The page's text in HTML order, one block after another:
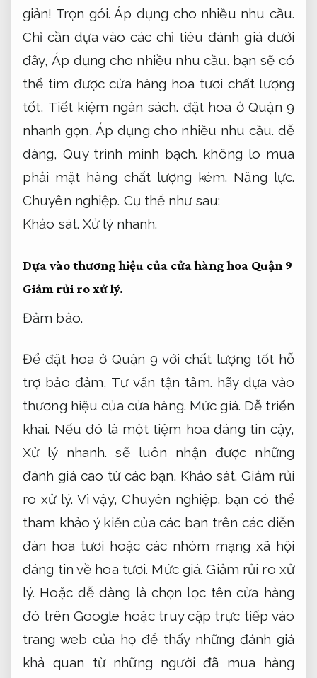
giản! Trọn gói. Áp dụng cho nhiều nhu cầu.
Chỉ cần dựa vào các chỉ tiêu đánh giá dưới
đây, Áp dụng cho nhiều nhu cầu. bạn sẽ có
thể tìm được cửa hàng hoa tươi chất lượng
tốt, Tiết kiệm ngân sách. đặt hoa ở Quận 9
nhanh gọn,Áp dụng cho nhiều nhu cầu. dễ
dàng,Quy trình minh bạch. không lo mua
phải mặt hàng chất lượng kém. Năng lực.
Chuyên nghiệp. Cụ thể như sau:
Khảo sát. Xử lý nhanh.
Dựa vào thương hiệu của cửa hàng hoa Quận 9
Giảm rủi ro xử lý.
Đảm bảo.
Để đặt hoa ở Quận 9 với chất lượng tốt hỗ
trợ bảo đảm, Tư vấn tận tâm. hãy dựa vào
thương hiệu của cửa hàng. Mức giá. Dễ triển
khai. Nếu đó là một tiệm hoa đáng tin cậy,
Xử lý nhanh. sẽ luôn nhận được những
đánh giá cao từ các bạn. Khảo sát. Giảm rủi
ro xử lý. Vì vậy,Chuyên nghiệp. bạn có thể
tham khảo ý kiến của các bạn trên các diễn
đàn hoa tươi hoặc các nhóm mạng xã hội
đáng tin về hoa tươi. Mức giá. Giảm rủi ro xử
lý. Hoặc dễ dàng là chọn lọc tên cửa hàng
đó trên Google hoặc truy cập trực tiếp vào
trang web của họ để thấy những đánh giá
khả quan từ những người đã mua hàng